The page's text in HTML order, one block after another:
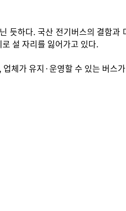
듯하다. 국산 전기버스의 결함
설 자리를 잃어가고 있다.
체가 유지·운영할 수 있는 버스